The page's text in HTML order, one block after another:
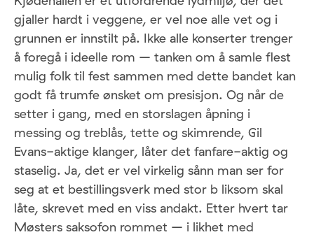
gjaller hardt i veggene, er vel noe alle vet og i
grunnen er innstilt på. Ikke alle konserter trenger
å foregå i ideelle rom – tanken om å samle flest
mulig folk til fest sammen med dette bandet kan
godt få trumfe ønsket om presisjon. Og når de
setter i gang, med en storslagen åpning i
messing og treblås, tette og skimrende, Gil
Evans-aktige klanger, låter det fanfare-aktig og
staselig. Ja, det er vel virkelig sånn man ser for
seg at et bestillingsverk med stor b liksom skal
låte, skrevet med en viss andakt. Etter hvert tar
Møsters saksofon rommet – i likhet med